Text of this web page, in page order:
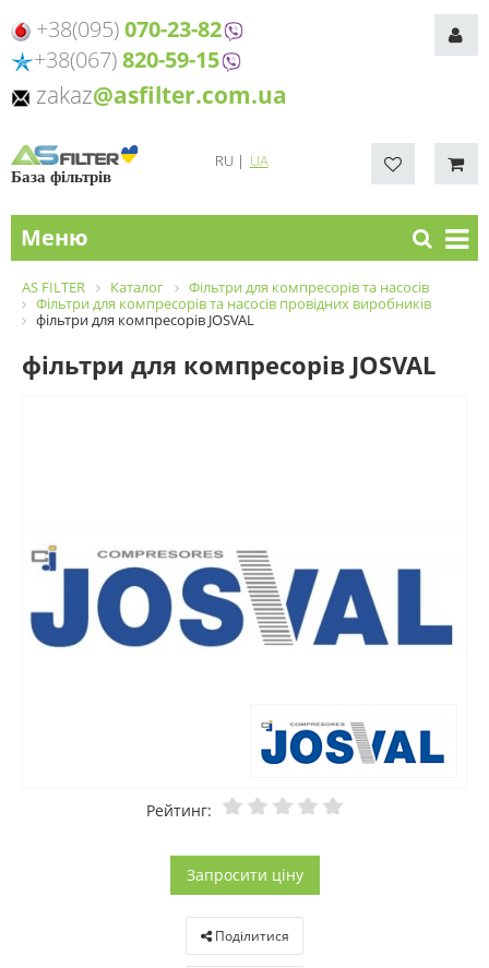
+38(095)070-23-82
+38(067)820-59-15
zakaz@asfilter.com.ua
База фільтрів
RU | UA
Меню
AS FILTER Каталог
Фільтри для компресорів та насосів
Фільтри для компресорів та насосів провідних виробників
фільтри для компресорів JOSVAL
фільтри для компресорів JOSVAL
Рейтинг:
Запросити ціну
Поділитися